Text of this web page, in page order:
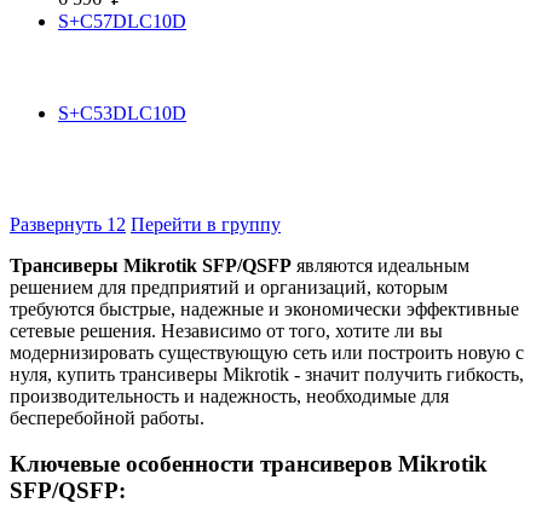
S+C57DLC10D
S+C53DLC10D
Развернуть 12 Перейти в группу
Трансиверы Mikrotik SFP/QSFP являются идеальным
решением для предприятий и организаций, которым
требуются быстрые, надежные и экономически эффективные
сетевые решения. Независимо от того, хотите ли вы
модернизировать существующую сеть или построить новую с
нуля, купить трансиверы Mikrotik - значит получить гибкость,
производительность и надежность, необходимые для
бесперебойной работы.
Ключевые особенности трансиверов Mikrotik
SFP/QSFP: